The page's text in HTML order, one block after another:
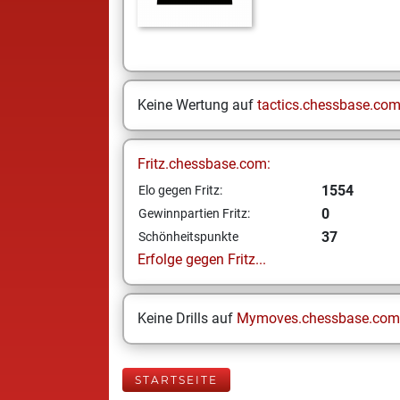
Keine Wertung auf tactics.chessbase.com
Fritz.chessbase.com:
Elo gegen Fritz: 1554
Gewinnpartien Fritz: 0
Schönheitspunkte
37
Erfolge gegen Fritz...
Keine Drills auf Mymoves.chessbase.com
STARTSEITE